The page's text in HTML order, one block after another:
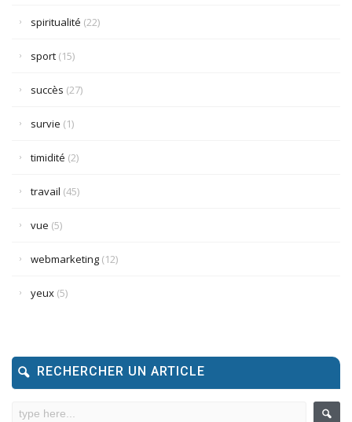
spiritualité (22)
sport (15)
succès (27)
survie (1)
timidité (2)
travail (45)
vue (5)
webmarketing (12)
yeux (5)
RECHERCHER UN ARTICLE